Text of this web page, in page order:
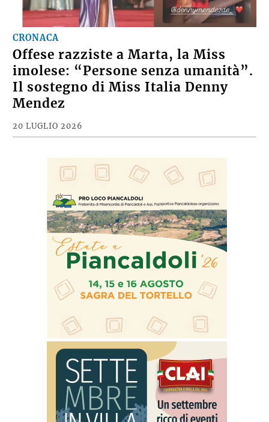
CRONACA
Offese razziste a Marta, la Miss
imolese: “Persone senza umanità”.
Il sostegno di Miss Italia Denny
Mendez
20 LUGLIO 2026